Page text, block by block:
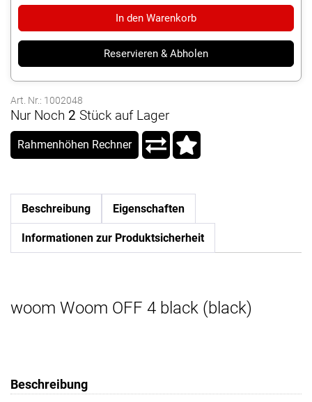
In den Warenkorb
Reservieren & Abholen
Art. Nr.: 1002048
Nur Noch 2 Stück auf Lager
Rahmenhöhen Rechner
Beschreibung Eigenschaften
Informationen zur Produktsicherheit
woom Woom OFF 4 black (black)
Beschreibung